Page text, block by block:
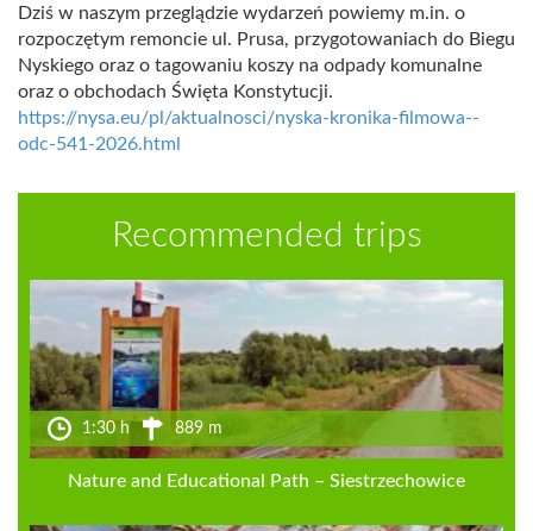
Dziś w naszym przeglądzie wydarzeń powiemy m.in. o
rozpoczętym remoncie ul. Prusa, przygotowaniach do Biegu
Nyskiego oraz o tagowaniu koszy na odpady komunalne
oraz o obchodach Święta Konstytucji.
https://nysa.eu/pl/aktualnosci/nyska-kronika-filmowa--
odc-541-2026.html
Recommended trips
1:30 h 889 m
Nature and Educational Path – Siestrzechowice